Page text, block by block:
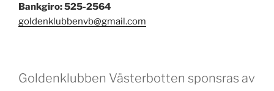
Bankgiro: 525-2564
goldenklubbenvb@gmail.com
Goldenklubben Västerbotten sponsras av